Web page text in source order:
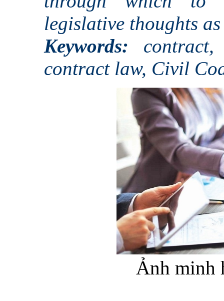
legislative thoughts
Keywords:
contract law, Civil
Ảnh minh